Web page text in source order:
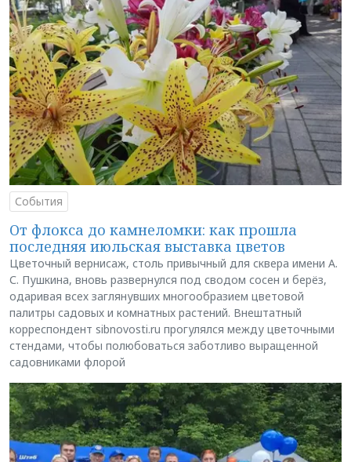
События
От флокса до камнеломки: как прошла
последняя июльская выставка цветов
Цветочный вернисаж, столь привычный для сквера имени А.
С. Пушкина, вновь развернулся под сводом сосен и берёз,
одаривая всех заглянувших многообразием цветовой
палитры садовых и комнатных растений. Внештатный
корреспондент sibnovosti.ru прогулялся между цветочными
стендами, чтобы полюбоваться заботливо выращенной
садовниками флорой